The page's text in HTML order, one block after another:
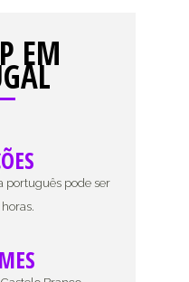
EM
português pode ser